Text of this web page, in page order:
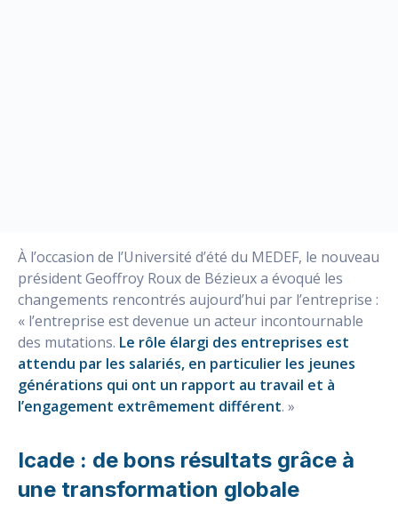
À l’occasion de l’Université d’été du MEDEF, le nouveau
président Geoffroy Roux de Bézieux a évoqué les
changements rencontrés aujourd’hui par l’entreprise :
« l’entreprise est devenue un acteur incontournable
des mutations. Le rôle élargi des entreprises est
attendu par les salariés, en particulier les jeunes
générations qui ont un rapport au travail et à
l’engagement extrêmement différent. »
Icade : de bons résultats grâce à
une transformation globale